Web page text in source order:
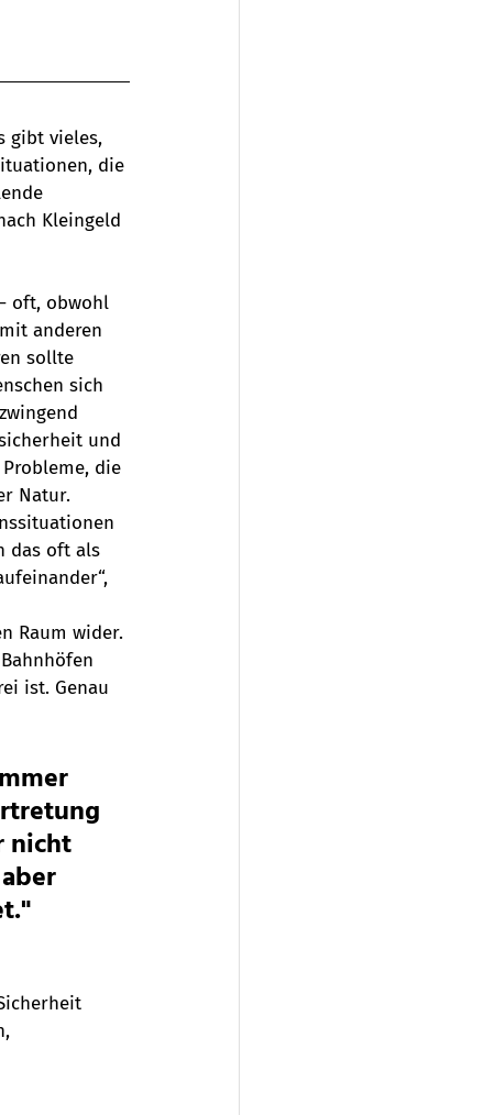
gibt vieles,
die
Kleingeld
oft, obwohl
anderen
sollte
sich
und
die
Natur.
das oft als
Raum wider.
ist. Genau
nicht